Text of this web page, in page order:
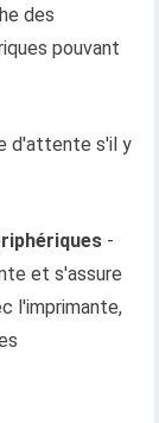
des
pouvant
d'attente s'il y
-
et s'assure
l'imprimante,